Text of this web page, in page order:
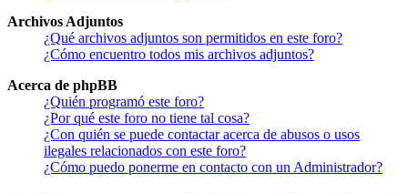
Archivos Adjuntos
¿Qué archivos adjuntos son permitidos en este foro?
¿Cómo encuentro todos mis archivos adjuntos?
Acerca de phpBB
¿Quién programó este foro?
¿Por qué este foro no tiene tal cosa?
¿Con quién se puede contactar acerca de abusos o usos
ilegales relacionados con este foro?
¿Cómo puedo ponerme en contacto con un Administrador?